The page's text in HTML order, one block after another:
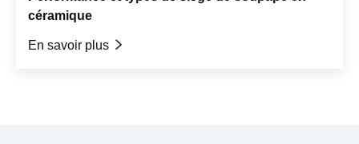
céramique
En savoir plus 